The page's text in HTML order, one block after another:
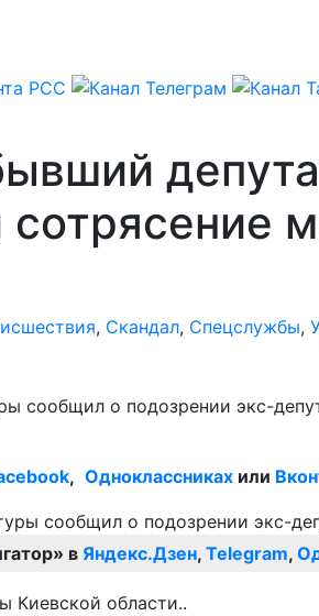
, Скандал, Спецслужбы,
сообщил о подозрении экс-
, Одноклассниках или
в Яндекс.Дзен, Telegram,
Киевской области..